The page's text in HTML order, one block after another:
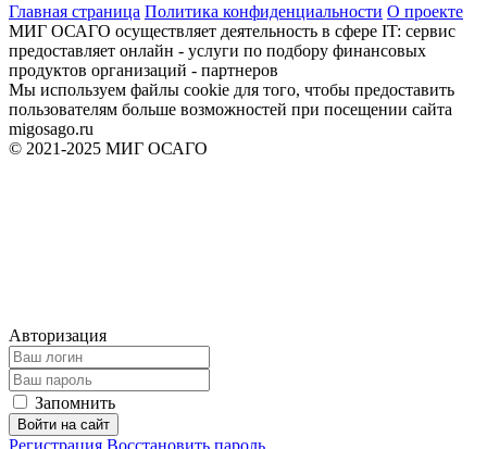
Главная страница Политика конфиденциальности О проекте
МИГ ОСАГО осуществляет деятельность в сфере IT: сервис
предоставляет онлайн - услуги по подбору финансовых
продуктов организаций - партнеров
Мы используем файлы cookie для того, чтобы предоставить
пользователям больше возможностей при посещении сайта
migosago.ru
© 2021-2025 МИГ ОСАГО
Авторизация
Запомнить
Войти на сайт
Регистрация Восстановить пароль